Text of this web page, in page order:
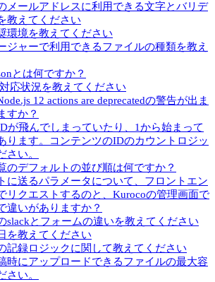
メールアドレスに利用できる文字とバリデ
教えてください
環境を教えてください
ジャーで利用できるファイルの種類を教え
とは何ですか？
応状況を教えてください
12 actions are deprecatedの警告が出ま
すか？
が飛んでしまっていたり、1から始まって
ります。コンテンツのIDのカウントロジッ
さい。
のデフォルトの並び順は何ですか？
に送るパラメータについて、フロントエン
リクエストするのと、Kurocoの管理画面で
違いがありますか？
slackとフォームの違いを教えてください
を教えてください
記録ロジックに関して教えてください
時にアップロードできるファイルの最大容
さい。